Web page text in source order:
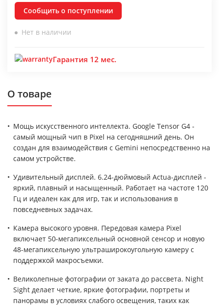
Сообщить о поступлении
Нет в наличии
Гарантия 12 мес.
О товаре
Мощь искусственного интеллекта. Google Tensor G4 -
самый мощный чип в Pixel на сегодняшний день. Он
создан для взаимодействия с Gemini непосредственно на
самом устройстве.
Удивительный дисплей. 6.24-дюймовый Actua-дисплей -
яркий, плавный и насыщенный. Работает на частоте 120
Гц и идеален как для игр, так и использования в
повседневных задачах.
Камера высокого уровня. Передовая камера Pixel
включает 50-мегапиксельный основной сенсор и новую
48-мегапиксельную ультраширокоугольную камеру с
поддержкой макросъемки.
Великолепные фотографии от заката до рассвета. Night
Sight делает четкие, яркие фотографии, портреты и
панорамы в условиях слабого освещения, таких как